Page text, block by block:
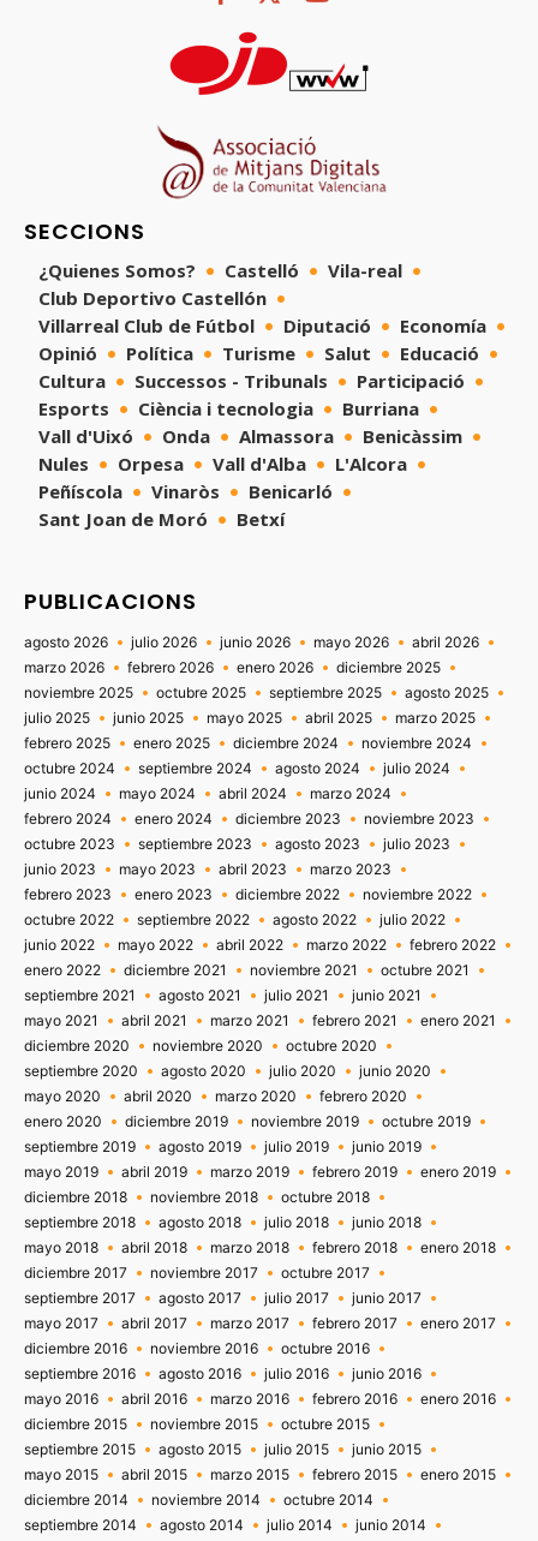
SECCIONS
¿Quienes Somos? Castelló
Vila-real
Club Deportivo Castellón
Villarreal Club de Fútbol
Diputació
Economía
Opinió
Política Turisme Salut
Educació
Cultura
Successos - Tribunals
Participació
Esports
Ciència i tecnologia
Burriana
Vall d'Uixó
Onda Almassora
Benicàssim
Nules
Orpesa Vall d'Alba
L'Alcora
Peñíscola
Vinaròs
Benicarló
Sant Joan de Moró
Betxí
PUBLICACIONS
agosto 2026 julio 2026 junio 2026 mayo 2026
abril 2026
marzo 2026
febrero 2026 enero 2026
diciembre 2025
noviembre 2025
octubre 2025 septiembre 2025
agosto 2025
julio 2025
junio 2025 mayo 2025 abril 2025
marzo 2025
febrero 2025
enero 2025 diciembre 2024
noviembre 2024
octubre 2024
septiembre 2024 agosto 2024
julio 2024
junio 2024
mayo 2024 abril 2024
marzo 2024
febrero 2024
enero 2024 diciembre 2023
noviembre 2023
octubre 2023
septiembre 2023 agosto 2023
julio 2023
junio 2023
mayo 2023 abril 2023
marzo 2023
febrero 2023
enero 2023 diciembre 2022
noviembre 2022
octubre 2022
septiembre 2022 agosto 2022
julio 2022
junio 2022
mayo 2022 abril 2022 marzo 2022
febrero 2022
enero 2022
diciembre 2021 noviembre 2021
octubre 2021
septiembre 2021
agosto 2021 julio 2021
junio 2021
mayo 2021
abril 2021 marzo 2021 febrero 2021
enero 2021
diciembre 2020
noviembre 2020
octubre 2020
septiembre 2020
agosto 2020 julio 2020
junio 2020
mayo 2020
abril 2020 marzo 2020
febrero 2020
enero 2020
diciembre 2019 noviembre 2019
octubre 2019
septiembre 2019
agosto 2019 julio 2019
junio 2019
mayo 2019
abril 2019 marzo 2019 febrero 2019
enero 2019
diciembre 2018
noviembre 2018
octubre 2018
septiembre 2018
agosto 2018 julio 2018
junio 2018
mayo 2018
abril 2018 marzo 2018 febrero 2018
enero 2018
diciembre 2017
noviembre 2017
octubre 2017
septiembre 2017
agosto 2017 julio 2017
junio 2017
mayo 2017
abril 2017 marzo 2017 febrero 2017
enero 2017
diciembre 2016
noviembre 2016
octubre 2016
septiembre 2016
agosto 2016 julio 2016
junio 2016
mayo 2016
abril 2016 marzo 2016 febrero 2016
enero 2016
diciembre 2015
noviembre 2015
octubre 2015
septiembre 2015
agosto 2015 julio 2015
junio 2015
mayo 2015
abril 2015 marzo 2015 febrero 2015
enero 2015
diciembre 2014
noviembre 2014
octubre 2014
septiembre 2014
agosto 2014 julio 2014
junio 2014